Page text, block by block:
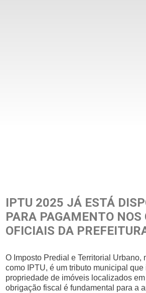
IPTU 2025 JÁ ESTÁ
PARA PAGAMENTO NOS
OFICIAIS DA
O Imposto Predial e Territorial Urbano,
como IPTU, é um tributo municipal que
propriedade de imóveis localizados
obrigação fiscal é fundamental para a